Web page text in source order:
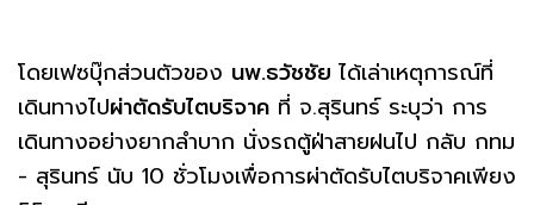
โดยเฟซบุ๊กส่วนตัวของ นพ.ธวัชชัย ได้เล่าเหตุการณ์ที่
เดินทางไปผ่าตัดรับไตบริจาค ที่ จ.สุรินทร์ ระบุว่า การ
เดินทางอย่างยากลำบาก นั่งรถตู้ฝ่าสายฝนไป กลับ กทม
- สุรินทร์ นับ 10 ชั่วโมงเพื่อการผ่าตัดรับไตบริจาคเพียง